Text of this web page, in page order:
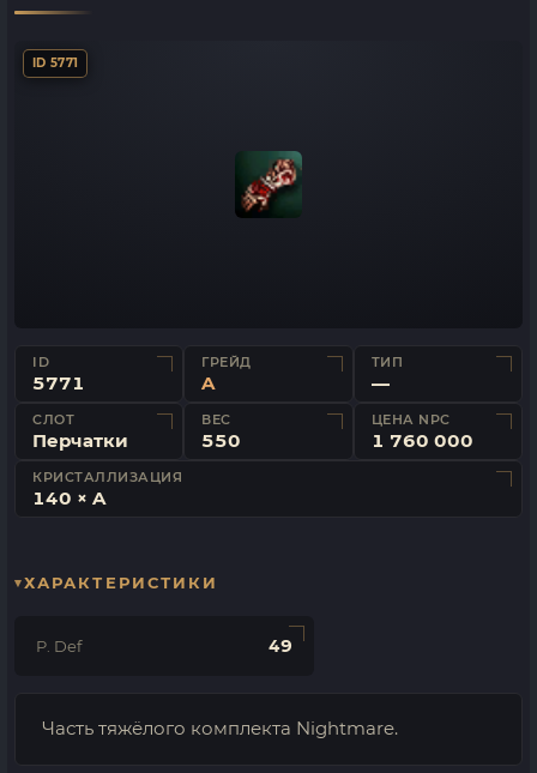
ID 5771
ID
5771
ГРЕЙД
A
ТИП
—
СЛОТ
Перчатки
ВЕС
550
ЦЕНА NPC
1 760 000
КРИСТАЛЛИЗАЦИЯ
140 × A
ХАРАКТЕРИСТИКИ
P. Def 49
Часть тяжёлого комплекта Nightmare.